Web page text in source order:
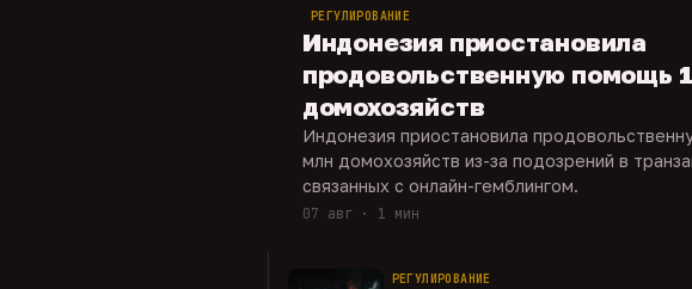
РЕГУЛИРОВАНИЕ
Индонезия приостановила
продовольственную помощь
домохозяйств
Индонезия приостановила
млн домохозяйств из-за подозрений в
связанных с онлайн-гемблингом.
07 авг · 1 мин
РЕГУЛИРОВАНИЕ